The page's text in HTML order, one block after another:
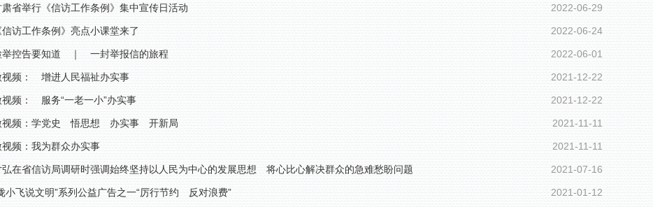
2022-06-29
肃省举行《信访工作条例》集中宣传日活动
2022-06-24
信访工作条例》亮点小课堂来了
2022-06-01
举控告要知道 ｜ 一封举报信的旅程
2021-12-22
视频： 增进人民福祉办实事
2021-12-22
视频： 服务“一老一小”办实事
2021-11-11
视频：学党史 悟思想 办实事 开新局
2021-11-11
视频：我为群众办实事
2021-07-16
弘在省信访局调研时强调始终坚持以人民为中心的发展思想 将心比心解决群众的急难愁盼问题
2021-01-12
小飞说文明”系列公益广告之一“厉行节约 反对浪费”